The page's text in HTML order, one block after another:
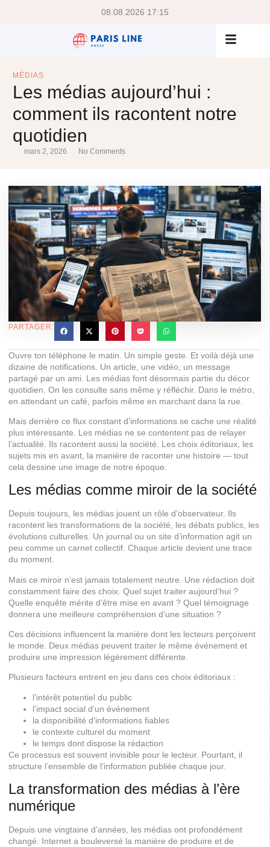
08.08.2026 17:15
MÉDIAS
Les médias aujourd’hui :
comment ils racontent notre
quotidien
mars 2, 2026 No Comments
PARTAGER:
Ouvre ton téléphone le matin. Un simple geste. Et voilà déjà une
dizaine de notifications. Un article, une vidéo, un message
partagé par un ami. Les médias font désormais partie du décor
quotidien. On les consulte sans même y réfléchir. Dans le métro,
en attendant un café, parfois même en marchant dans la rue.
Mais derrière ce flux constant d’informations se cache une réalité
plus intéressante. Les médias ne se contentent pas de relayer
l’actualité. Ils racontent aussi la société. Les choix éditoriaux, les
sujets mis en avant, la manière de raconter une histoire — tout
cela dessine une image de notre époque.
Les médias comme miroir de la société
Depuis toujours, les médias jouent un rôle d’observateur. Ils
racontent les transformations de la société, les débats publics, les
évolutions culturelles. Un journal ou un site d’information agit un
peu comme un carnet collectif. Chaque article devient une trace
du moment.
Mais ce miroir n’est jamais totalement neutre. Une rédaction doit
constamment faire des choix. Quel sujet traiter aujourd’hui ?
Quelle enquête mérite d’être mise en avant ? Quel témoignage
donnera une meilleure compréhension d’une situation ?
Ces décisions influencent la manière dont les lecteurs perçoivent
le monde. Deux médias peuvent traiter le même événement et
produire une impression légèrement différente.
Plusieurs facteurs entrent en jeu dans ces choix éditoriaux :
l’intérêt potentiel du public
l’impact social d’un événement
la disponibilité d’informations fiables
le contexte culturel du moment
le temps dont dispose la rédaction
Ce processus est souvent invisible pour le lecteur. Pourtant, il
structure l’ensemble de l’information publiée chaque jour.
La transformation des médias à l’ère
numérique
Depuis une vingtaine d’années, les médias ont profondément
changé. Internet a bouleversé la manière de produire et de